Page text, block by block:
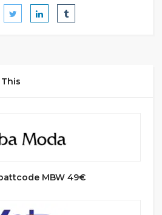
MBW 49€